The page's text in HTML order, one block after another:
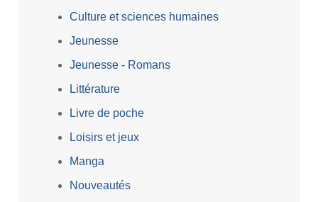
Culture et sciences humaines
Jeunesse
Jeunesse - Romans
Littérature
Livre de poche
Loisirs et jeux
Manga
Nouveautés